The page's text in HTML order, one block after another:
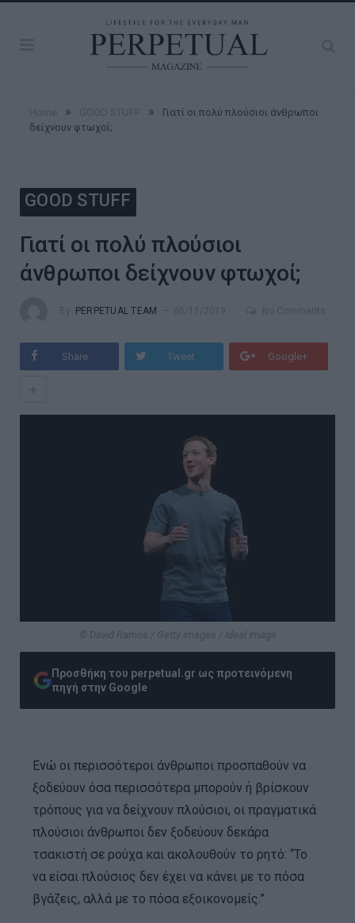
» »
Γιατί οι πολύ πλούσιοι άνθρωποι
δείχνουν φτωχοί;
GOOD STUFF
Γιατί οι πολύ πλούσιοι
άνθρωποι δείχνουν φτωχοί;
PERPETUAL TEAM
Share Tweet Google+
© David Ramos / Getty Images / Ideal Image
Προσθήκη του perpetual.gr ως προτεινόμενη
πηγή στην Google
Ενώ οι περισσότεροι άνθρωποι προσπαθούν να
ξοδεύουν όσα περισσότερα μπορούν ή βρίσκουν
τρόπους για να δείχνουν πλούσιοι, οι πραγματικά
πλούσιοι άνθρωποι δεν ξοδεύουν δεκάρα
τσακιστή σε ρούχα και ακολουθούν το ρητό: “Το
να είσαι πλούσιος δεν έχει να κάνει με το πόσα
βγάζεις, αλλά με το πόσα εξοικονομείς.”